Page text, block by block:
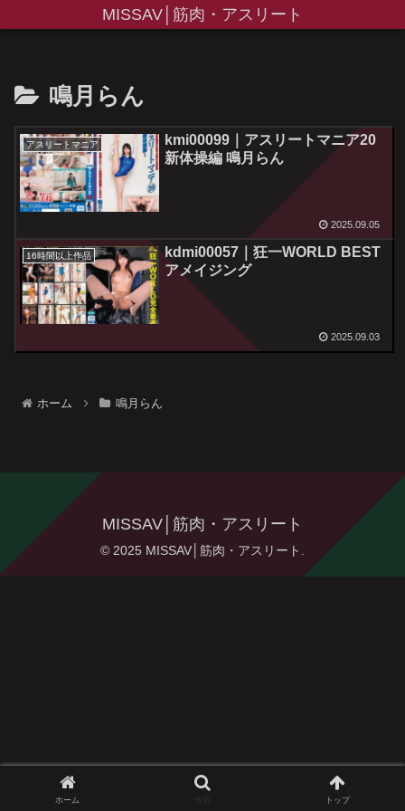
MISSAV│筋肉・アスリート
鳴月らん
アスリートマニア
kmi00099｜アスリートマニア20
新体操編 鳴月らん
2025.09.05
16時間以上作品
kdmi00057｜狂一WORLD BEST
アメイジング
2025.09.03
ホーム 鳴月らん
MISSAV│筋肉・アスリート
© 2025 MISSAV│筋肉・アスリート.
ホーム トップ